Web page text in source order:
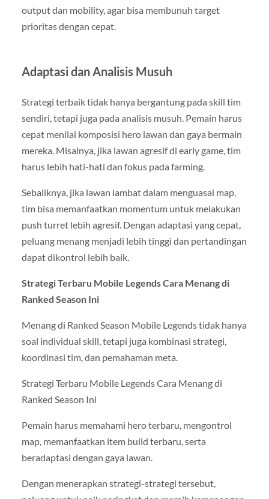
output dan mobility, agar bisa membunuh target
prioritas dengan cepat.
Adaptasi dan Analisis Musuh
Strategi terbaik tidak hanya bergantung pada skill tim
sendiri, tetapi juga pada analisis musuh. Pemain harus
cepat menilai komposisi hero lawan dan gaya bermain
mereka. Misalnya, jika lawan agresif di early game, tim
harus lebih hati-hati dan fokus pada farming.
Sebaliknya, jika lawan lambat dalam menguasai map,
tim bisa memanfaatkan momentum untuk melakukan
push turret lebih agresif. Dengan adaptasi yang cepat,
peluang menang menjadi lebih tinggi dan pertandingan
dapat dikontrol lebih baik.
Strategi Terbaru Mobile Legends Cara Menang di
Ranked Season Ini
Menang di Ranked Season Mobile Legends tidak hanya
soal individual skill, tetapi juga kombinasi strategi,
koordinasi tim, dan pemahaman meta.
Strategi Terbaru Mobile Legends Cara Menang di
Ranked Season Ini
Pemain harus memahami hero terbaru, mengontrol
map, memanfaatkan item build terbaru, serta
beradaptasi dengan gaya lawan.
Dengan menerapkan strategi-strategi tersebut,